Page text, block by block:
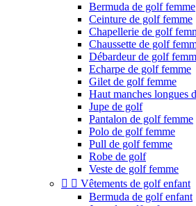
Bermuda de golf femme
Ceinture de golf femme
Chapellerie de golf
Chaussette de golf
Débardeur de golf
Echarpe de golf femme
Gilet de golf femme
Haut manches longues
Jupe de golf
Pantalon de golf femme
Polo de golf femme
Pull de golf femme
Robe de golf
Veste de golf femme
  Vêtements de golf enfant
Bermuda de golf enfant